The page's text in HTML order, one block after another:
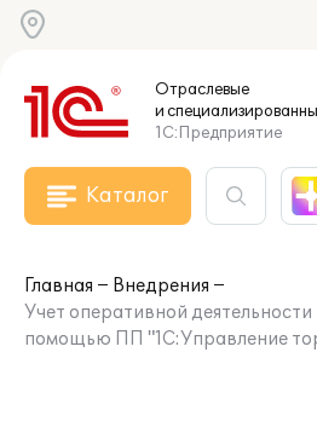
Отраслевые
и
1С:Предприятие
Каталог
Главная
Внедрения
Учет оперативной
помощью ПП "1С:Управление